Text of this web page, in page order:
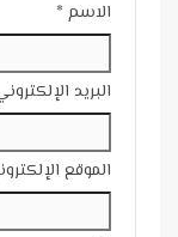
الاسم *
البريد
الموقع